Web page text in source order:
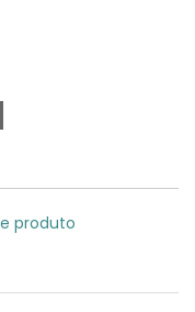
produto